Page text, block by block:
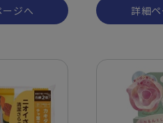
ジへ 詳細